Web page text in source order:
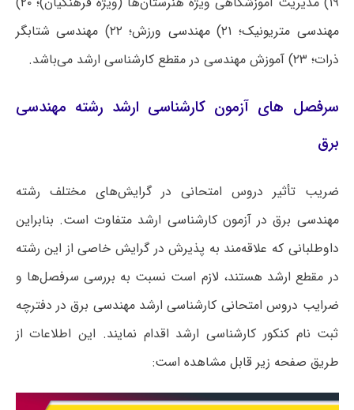
مهندسی متریونیک؛ ۲۱) مهندسی ورزش؛ ۲۲) مهندسی شتابگر
ذرات؛ ۲۳) آموزش مهندسی در مقطع کارشناسی ارشد می‌باشد.
سرفصل های آزمون کارشناسی ارشد رشته مهندسی
برق
ضریب تأثیر دروس امتحانی در گرایش‌های مختلف رشته
مهندسی برق در آزمون کارشناسی ارشد متفاوت است. بنابراین
داوطلبانی که علاقه‌مند به پذیرش در گرایش خاصی از این رشته
در مقطع ارشد هستند، لازم است نسبت به بررسی سرفصل‌ها و
ضرایب دروس امتحانی کارشناسی ارشد مهندسی برق در دفترچه
ثبت نام کنکور کارشناسی ارشد اقدام نمایند. این اطلاعات از
طریق صفحه زیر قابل مشاهده است: